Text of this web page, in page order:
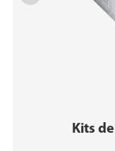
Kits